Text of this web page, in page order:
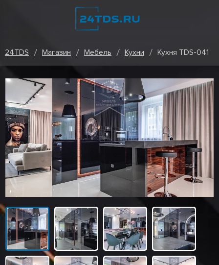
24TDS Магазин Мебель Кухни Кухня TDS-041